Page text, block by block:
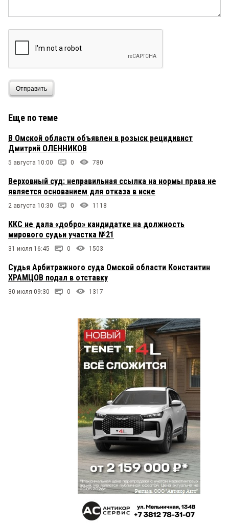
Отправить
Еще по теме
В Омской области объявлен в розыск рецидивист
Дмитрий ОЛЕННИКОВ
5 августа 10:00 0 780
Верховный суд: неправильная ссылка на нормы права не
является основанием для отказа в иске
2 августа 10:30 0 1118
ККС не дала «добро» кандидатке на должность
мирового судьи участка №21
31 июля 16:45 0 1503
Судья Арбитражного суда Омской области Константин
ХРАМЦОВ подал в отставку
30 июля 09:30 0 1317